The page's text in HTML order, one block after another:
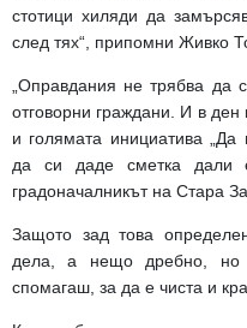
стотици хиляди да
след тях“, припомни Живко
„Оправдания не трябва да
отговорни граждани. И в
и голямата инициатива „Да
да си даде сметка дали
градоначалникът на Стара
Защото зад това
дела, а нещо дребно,
спомагаш, за да е чиста и